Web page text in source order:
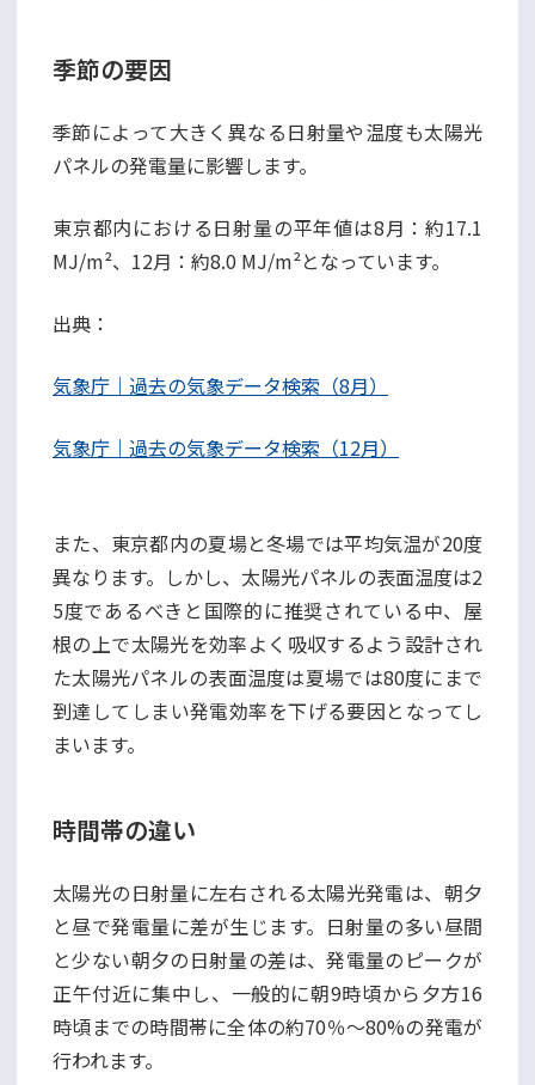
季節の要因
季節によって大きく異なる日射量や温度も太陽光
パネルの発電量に影響します。
東京都内における日射量の平年値は8月：約17.1
MJ/m²、12月：約8.0 MJ/m²となっています。
出典：
気象庁｜過去の気象データ検索（8月）
気象庁｜過去の気象データ検索（12月）
また、東京都内の夏場と冬場では平均気温が20度
異なります。しかし、太陽光パネルの表面温度は2
5度であるべきと国際的に推奨されている中、屋
根の上で太陽光を効率よく吸収するよう設計され
た太陽光パネルの表面温度は夏場では80度にまで
到達してしまい発電効率を下げる要因となってし
まいます。
時間帯の違い
太陽光の日射量に左右される太陽光発電は、朝夕
と昼で発電量に差が生じます。日射量の多い昼間
と少ない朝夕の日射量の差は、発電量のピークが
正午付近に集中し、一般的に朝9時頃から夕方16
時頃までの時間帯に全体の約70％～80%の発電が
行われます。